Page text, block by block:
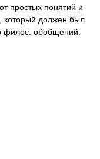
простых понятий и
который должен был
филос. обобщений.